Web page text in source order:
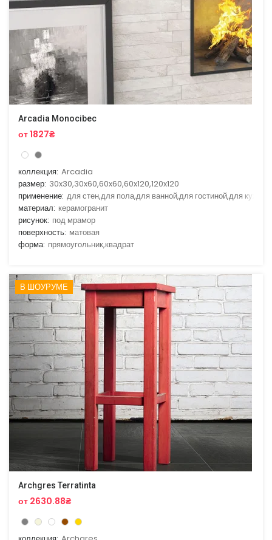
Arcadia Monocibec
от 1827₴
коллекция: Arcadia
размер: 30x30,30x60,60x60,60x120,120x120
применение: для стен,для пола,для ванной,для гостиной,для кухни
материал: керамогранит
рисунок: под мрамор
поверхность: матовая
форма: прямоугольник,квадрат
В ШОУРУМЕ
Archgres Terratinta
от 2630.88₴